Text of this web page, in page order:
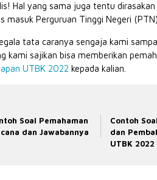
Hal yang sama juga tentu
masuk Perguruan Tinggi Negeri
tata caranya sengaja kami
kami sajikan bisa memberikan
UTBK 2022 kepada kalian.
Soal Pemahaman
dan Jawabannya
Contoh
dan
UTBK 2022